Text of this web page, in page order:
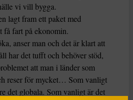
vi vill bygga.
lagt fram ett paket med
få fart på ekonomin.
anser man och det är klart att
har det tufft och behöver stöd,
att man i länder som
reser för mycket… Som vanligt
det globala. Som vanligt är det